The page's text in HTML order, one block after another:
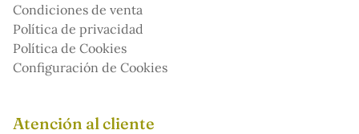
Condiciones de venta
Política de privacidad
Política de Cookies
Configuración de Cookies
Atención al cliente